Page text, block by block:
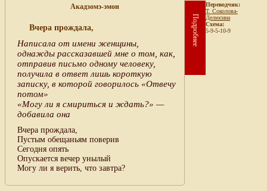
Акадзомэ-эмон
Вчера прождала,
Написала от имени женщины,
однажды рассказавшей мне о том, как,
отправив письмо одному человеку,
получила в ответ лишь короткую
записку, в которой говорилось «Отвечу
потом»
«Могу ли я смириться и ждать?» —
добавила она
Вчера прождала,
Пустым обещаньям поверив
Сегодня опять
Опускается вечер унылый
Могу ли я верить, что завтра?
Подробнее
Переводчик:
Т. Соколова-
Делюсина
Схема:
5-9-5-10-9